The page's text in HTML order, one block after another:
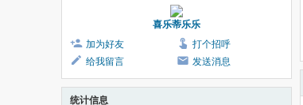
喜乐蒂乐乐
加为好友
打个招呼
给我留言
发送消息
统计信息